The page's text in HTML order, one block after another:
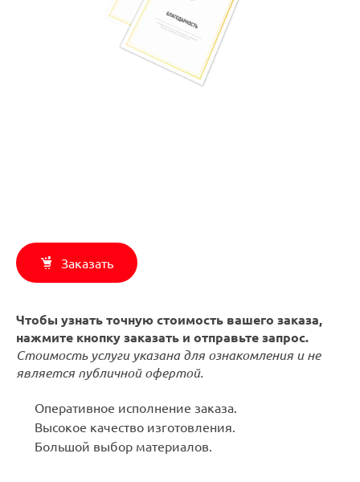
Заказать
Чтобы узнать точную стоимость вашего заказа,
нажмите кнопку заказать и отправьте запрос.
Стоимость услуги указана для ознакомления и не
является публичной офертой.
Оперативное исполнение заказа.
Высокое качество изготовления.
Большой выбор материалов.